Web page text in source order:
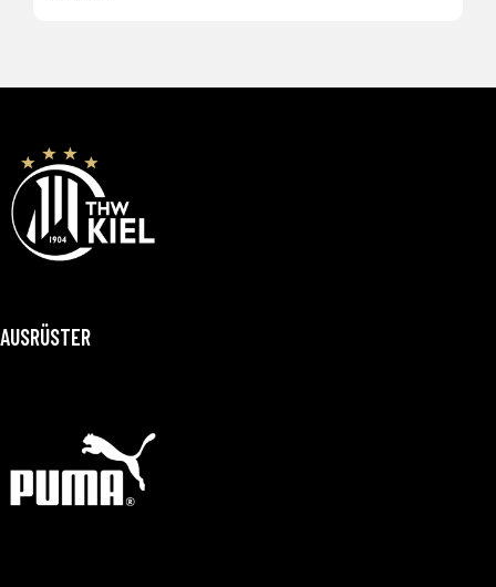
AUSRÜSTER